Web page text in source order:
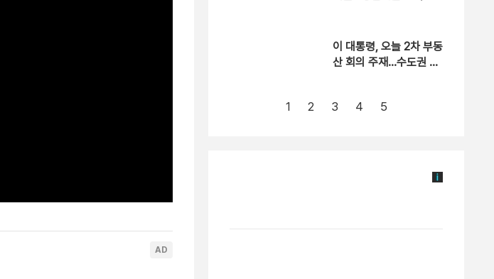
이 대통령, 오늘 2차 부동
산 회의 주재…수도권 공
1 2 3 4 5